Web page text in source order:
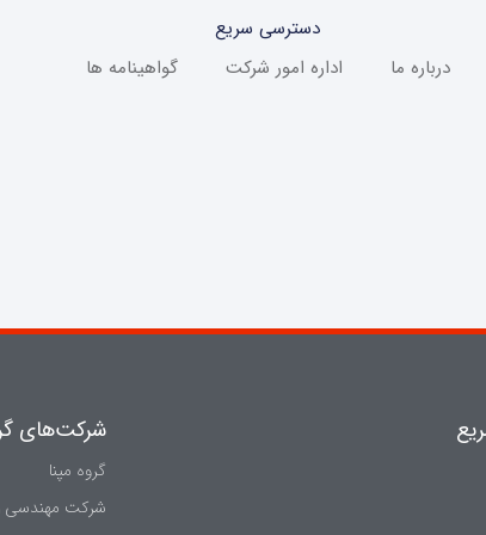
دسترسی سریع
درباره ما
اداره امور شرکت گواهینامه ها
شركت‌های
گروه مپنا
شرکت مهندسی